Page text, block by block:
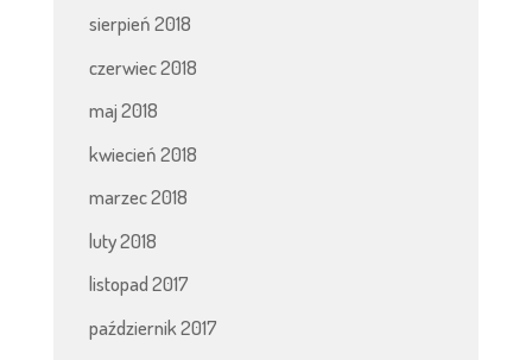
sierpień 2018
czerwiec 2018
maj 2018
kwiecień 2018
marzec 2018
luty 2018
listopad 2017
październik 2017